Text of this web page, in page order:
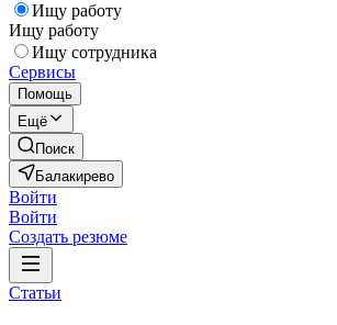
Ищу работу
Ищу работу
Ищу сотрудника
Сервисы
Помощь
Ещё
Поиск
Балакирево
Войти
Войти
Создать резюме
Статьи